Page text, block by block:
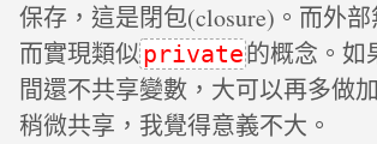
保存，這是閉包(closure)。而外
而實現類似 private的概念。如
間還不共享變數，大可以再多做
稍微共享，我覺得意義不大。